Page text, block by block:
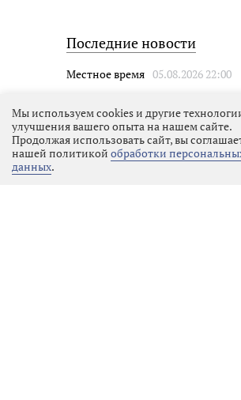
Последние новости
Местное время 05.08.2026 22:00
Мы используем cookies и другие
улучшения вашего опыта на нашем сайте.
Продолжая использовать сайт, вы
нашей политикой обработки
данных.